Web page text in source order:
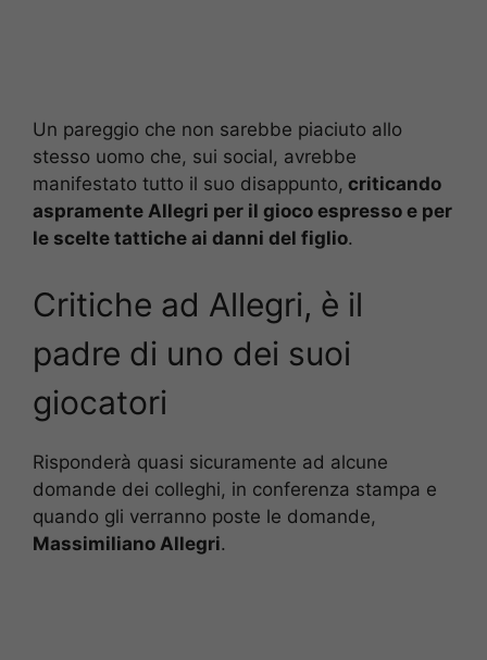
Un pareggio che non sarebbe piaciuto allo
stesso uomo che, sui social, avrebbe
manifestato tutto il suo disappunto, criticando
aspramente Allegri per il gioco espresso e per
le scelte tattiche ai danni del figlio.
Critiche ad Allegri, è il
padre di uno dei suoi
giocatori
Risponderà quasi sicuramente ad alcune
domande dei colleghi, in conferenza stampa e
quando gli verranno poste le domande,
Massimiliano Allegri.